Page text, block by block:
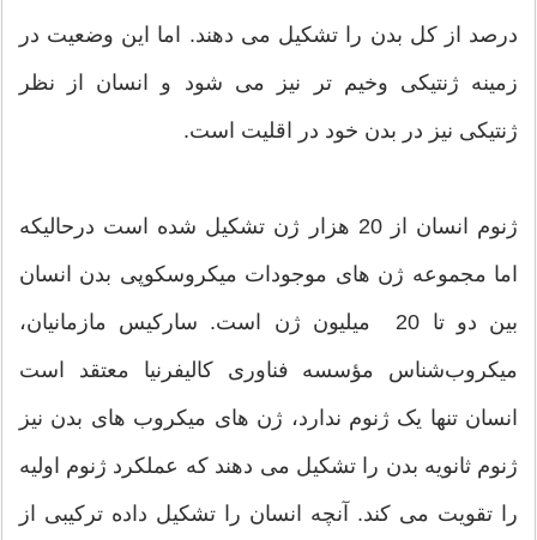
درصد از كل بدن را تشكيل می دهند. اما اين وضعيت در
زمينه ژنتيكی وخيم تر نيز می شود و انسان از نظر
ژنتيكی نيز در بدن خود در اقليت است.
ژنوم انسان از 20 هزار ژن تشکیل شده است درحاليكه
اما مجموعه ژن های موجودات میکروسکوپی بدن انسان
بین دو تا 20 میلیون ژن است. سارکیس مازمانیان،
میکروب‌شناس مؤسسه فناوری کالیفرنیا معتقد است
انسان تنها يک ژنوم ندارد،‌ ژن های ميكروب های بدن نيز
ژنوم ثانويه بدن را تشكيل می دهند كه عملكرد ژنوم اوليه
را تقويت می كند. آنچه انسان را تشكيل داده تركيبی از